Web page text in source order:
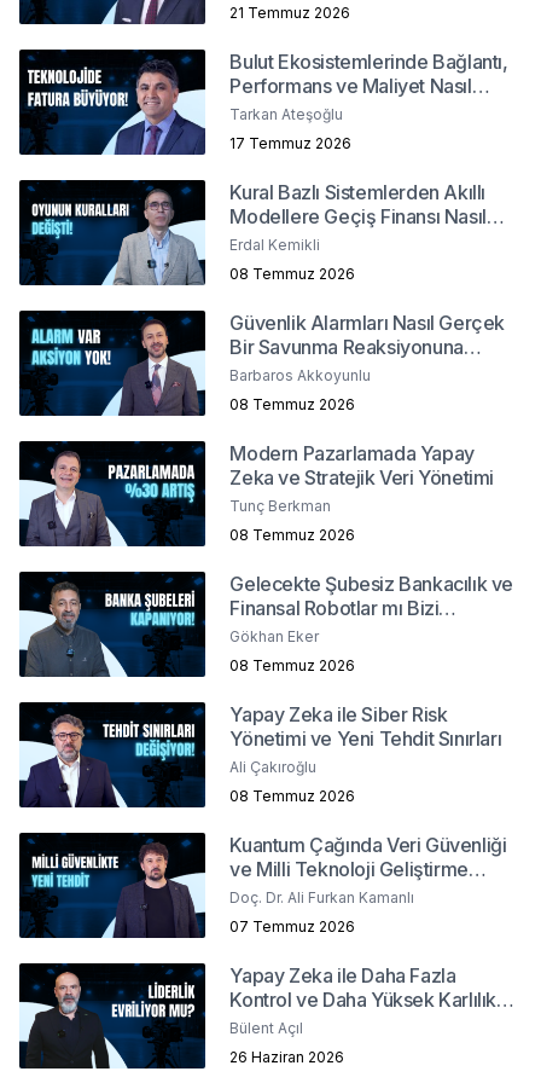
21 Temmuz 2026
Bulut Ekosistemlerinde Bağlantı,
Performans ve Maliyet Nasıl
Yönetilir?
Tarkan Ateşoğlu
17 Temmuz 2026
Kural Bazlı Sistemlerden Akıllı
Modellere Geçiş Finansı Nasıl
Değiştirdi?
Erdal Kemikli
08 Temmuz 2026
Güvenlik Alarmları Nasıl Gerçek
Bir Savunma Reaksiyonuna
Dönüşür ?
Barbaros Akkoyunlu
08 Temmuz 2026
Modern Pazarlamada Yapay
Zeka ve Stratejik Veri Yönetimi
Tunç Berkman
08 Temmuz 2026
Gelecekte Şubesiz Bankacılık ve
Finansal Robotlar mı Bizi
Bekliyor?
Gökhan Eker
08 Temmuz 2026
Yapay Zeka ile Siber Risk
Yönetimi ve Yeni Tehdit Sınırları
Ali Çakıroğlu
08 Temmuz 2026
Kuantum Çağında Veri Güvenliği
ve Milli Teknoloji Geliştirme
Stratejileri
Doç. Dr. Ali Furkan Kamanlı
07 Temmuz 2026
Yapay Zeka ile Daha Fazla
Kontrol ve Daha Yüksek Karlılık
Mümkün mü?
Bülent Açıl
26 Haziran 2026